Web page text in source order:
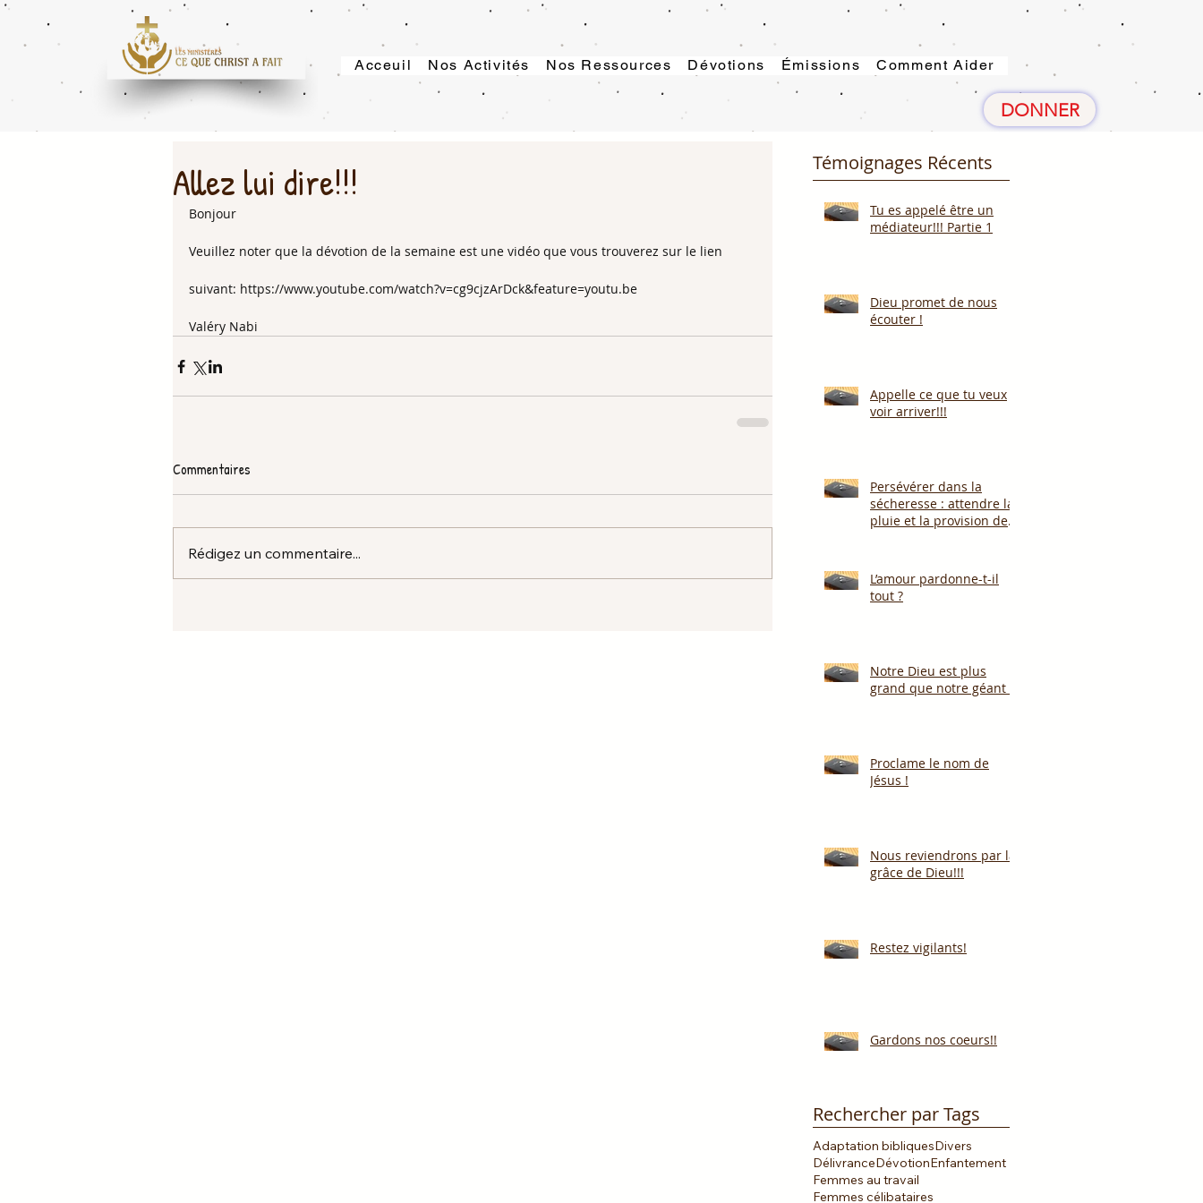
Acceuil Nos Activités Nos Ressources Dévotions Émissions Comment Aider
DONNER
Allez lui dire!!!
Bonjour
Veuillez noter que la dévotion de la semaine est une vidéo que vous trouverez sur le lien
suivant: https://www.youtube.com/watch?v=cg9cjzArDck&feature=youtu.be
Valéry Nabi
Commentaires
Rédigez un commentaire...
Témoignages Récents
Tu es appelé être un
médiateur!!! Partie 1
Dieu promet de nous
écouter !
Appelle ce que tu veux
voir arriver!!!
Persévérer dans la
sécheresse : attendre la
pluie et la provision de
L’amour pardonne-t-il
tout ?
Notre Dieu est plus
grand que notre géant !
Proclame le nom de
Jésus !
Nous reviendrons par la
grâce de Dieu!!!
Restez vigilants!
Gardons nos coeurs!!
Rechercher par Tags
Adaptation bibliquesDivers
DélivranceDévotionEnfantement
Femmes au travail
Femmes célibataires